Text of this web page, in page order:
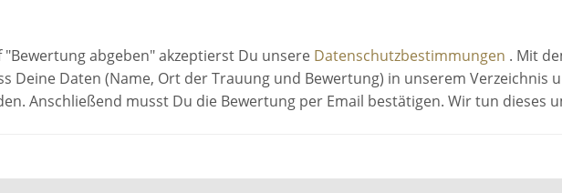
"Bewertung abgeben" akzeptierst Du unsere Datenschutzbestimmungen . Mit
Deine Daten (Name, Ort der Trauung und Bewertung) in unserem Verzeichnis
Anschließend musst Du die Bewertung per Email bestätigen. Wir tun dieses